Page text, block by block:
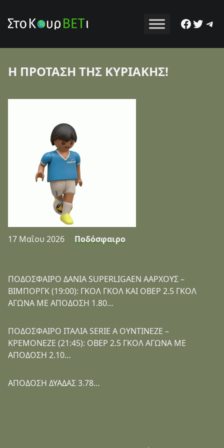
Η ΠΡΟΤΑΣΗ ΤΗΣ ΚΥΡΙΑΚΗΣ!
17 Μαΐου 2026 Ποδόσφαιρο
ΠΟΔΟΣΦΑΙΡΟ ΔΑΝΙΑ SUPERLIGAEN ΑΑΡΧΟΥΣ –
ΒΙΜΠΟΡΓΚ (19:00): ΓΚΟΛ ΓΚΟΛ ΚΑΙ ΟΒΕΡ 2.5 ΓΚΟΛ
ΑΓΩΝΑ ΜΕ ΑΠΟΔΟΣΗ 1.80…
ΠΟΔΟΣΦΑΙΡΟ ΙΤΑΛΙΑ SERIE A ΟΥΝΤΙΝΕΖΕ –
ΚΡΕΜΟΝΕΖΕ (21:45): ΟΒΕΡ 2.5 ΓΚΟΛ ΑΓΩΝΑ ΜΕ
ΑΠΟΔΟΣΗ 2.10…
ΑΠΟΔΟΣΗ ΔΥΑΔΑΣ 3.78…